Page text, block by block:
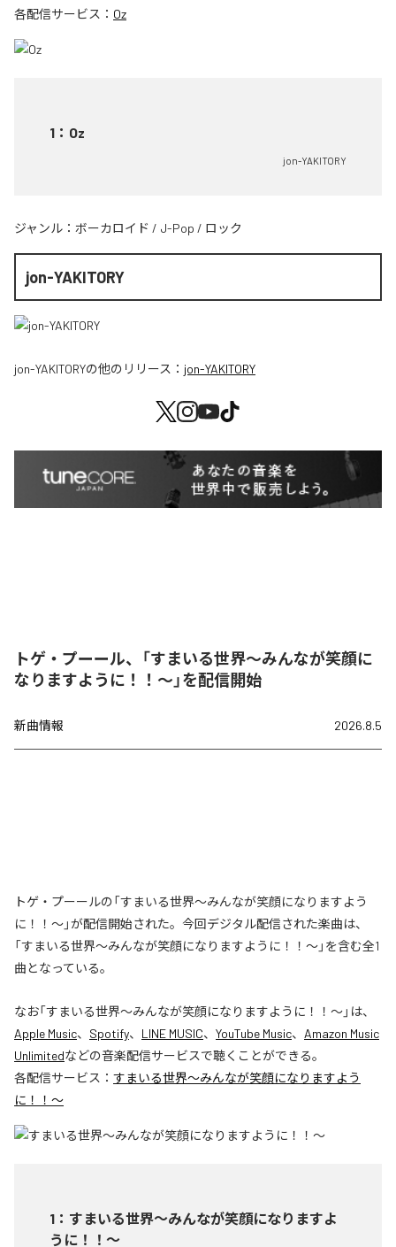
各配信サービス： Oz
1 ： Oz
jon-YAKITORY
ジャンル： ボーカロイド / J-Pop / ロック
jon-YAKITORY
jon-YAKITORYの他のリリース： jon-YAKITORY
トゲ・プーール、「すまいる世界〜みんなが笑顔に
なりますように！！〜」を配信開始
新曲情報 2026.8.5
トゲ・プーールの「すまいる世界〜みんなが笑顔になりますよう
に！！〜」が配信開始された。今回デジタル配信された楽曲は、
「すまいる世界〜みんなが笑顔になりますように！！〜」を含む全1
曲となっている。
なお「すまいる世界〜みんなが笑顔になりますように！！〜」は、
Apple Music、 Spotify、 LINE MUSIC、 YouTube Music、 Amazon Music
Unlimitedなどの音楽配信サービスで聴くことができる。
各配信サービス： すまいる世界〜みんなが笑顔になりますよう
に！！〜
1 ： すまいる世界〜みんなが笑顔になりますよ
うに！！〜